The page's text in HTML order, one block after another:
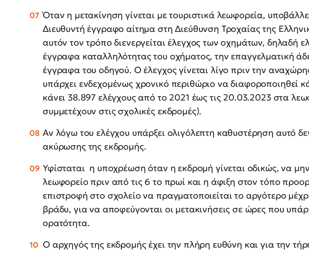
Όταν η μετακίνηση γίνεται με τουριστικά λεωφορεία,
Διευθυντή έγγραφο αίτημα στη Διεύθυνση Τροχαίας της
αυτόν τον τρόπο διενεργείται έλεγχος των οχημάτων, δηλαδή
έγγραφα καταλληλότητας του οχήματος, την επαγγελματική
έγγραφα του οδηγού. Ο έλεγχος γίνεται λίγο πριν την
υπάρχει ενδεχομένως χρονικό περιθώριο να διαφοροποιηθεί
κάνει 38.897 ελέγχους από το 2021 έως τις 20.03.2023 στα
συμμετέχουν στις σχολικές εκδρομές).
Αν λόγω του ελέγχου υπάρξει ολιγόλεπτη καθυστέρηση αυτό
ακύρωσης της εκδρομής.
Υφίσταται η υποχρέωση όταν η εκδρομή γίνεται οδικώς, να μην
λεωφορείο πριν από τις 6 το πρωί και η άφιξη στον τόπο
επιστροφή στο σχολείο να πραγματοποιείται το αργότερο
βράδυ, για να αποφεύγονται οι μετακινήσεις σε ώρες που
ορατότητα.
Ο αρχηγός της εκδρομής έχει την πλήρη ευθύνη και για την